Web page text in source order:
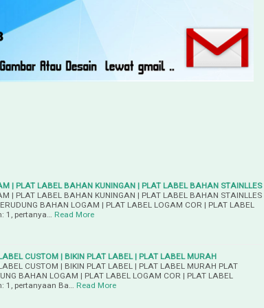
| PLAT LABEL BAHAN KUNINGAN | PLAT LABEL BAHAN STAINLLES
| PLAT LABEL BAHAN KUNINGAN | PLAT LABEL BAHAN STAINLLES
BAHAN LOGAM | PLAT LABEL LOGAM COR | PLAT LABEL
1, pertanya…
Read More
CUSTOM | BIKIN PLAT LABEL | PLAT LABEL MURAH
CUSTOM | BIKIN PLAT LABEL | PLAT LABEL MURAH PLAT
BAHAN LOGAM | PLAT LABEL LOGAM COR | PLAT LABEL
1, pertanyaan Ba…
Read More